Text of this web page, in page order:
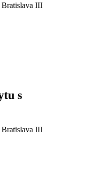
Bratislava III
s
Bratislava III